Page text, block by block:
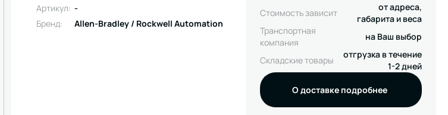
Артикул: -
Бренд:
Allen-Bradley / Rockwell Automation
Стоимость зависит
от адреса,
габарита и веса
Транспортная
компания
на Ваш выбор
Складские товары
отгрузка в течение
1-2 дней
О доставке подробнее